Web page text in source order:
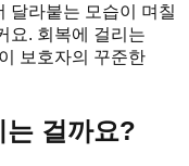
달라붙는 모습이 며칠
요. 회복에 걸리는
보호자의 꾸준한
걸까요?